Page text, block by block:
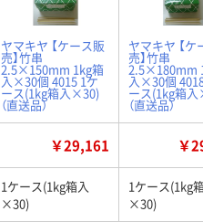
ヤマキヤ 【ケース販
売】竹串
2.5×150mm 1kg箱
入×30個 4015 1ケ
ース(1kg箱入×30)
（直送品）
ヤマキヤ 【ケ
売】竹串
2.5×180mm
入×30個
ース(1kg箱
（直送品）
￥29,161 ￥
1ケース(1kg箱入
×30)
1ケース(1kg
×30)